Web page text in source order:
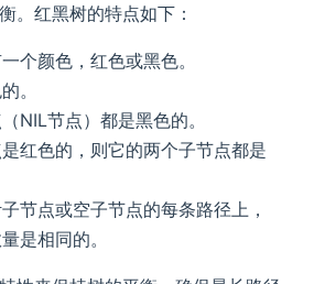
。红黑树的特点如下：
个颜色，红色或黑色。
。
NIL节点）都是黑色的。
红色的，则它的两个子节点都是
节点或空子节点的每条路径上，
是相同的。